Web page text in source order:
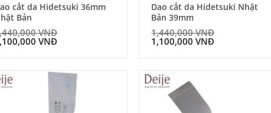
cắt da Hidetsuki 36mm
Bản
VNĐ
VNĐ
Dao cắt da Hidetsuki Nhật
Bản 39mm
1,440,000VNĐ
1,100,000 VNĐ